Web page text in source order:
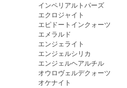
インペリアルトパーズ
エクロジャイト
エピドートインクォーツ
エメラルド
エンジェライト
エンジェルシリカ
エンジェルヘアルチル
オウロヴェルデクォーツ
オケナイト